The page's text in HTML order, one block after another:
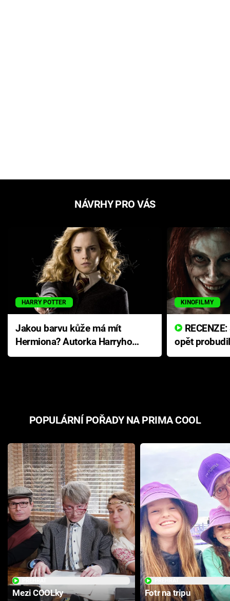
NÁVRHY PRO VÁS
HARRY POTTER
Jakou barvu kůže má mít
Hermiona? Autorka Harryho
Pottera přišla s ráznou
KINOFILMY
opět
přichází s
POPULÁRNÍ POŘADY NA PRIMA COOL
Mezi COOLky Fotr na tripu